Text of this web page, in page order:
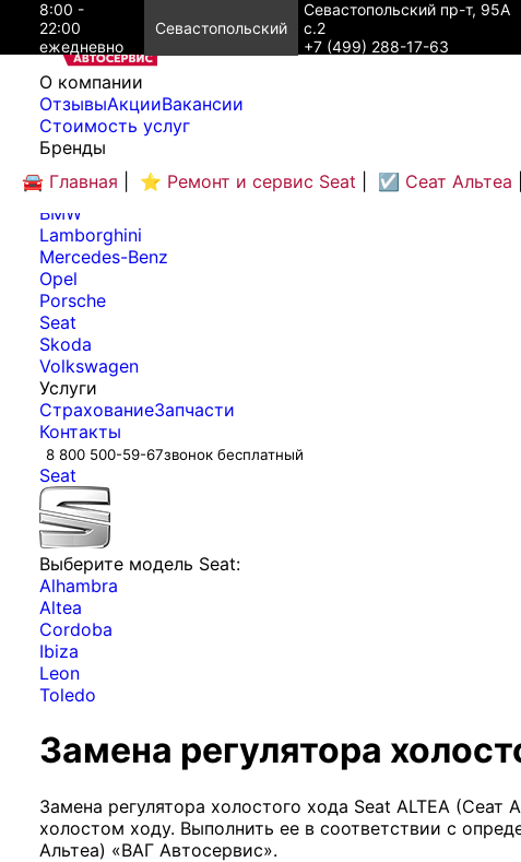
8:00 -
22:00
ежедневно
Севастопольский
Севастопольский пр-т, 95А
с.2
+7 (499) 288-17-63
O компании
ОтзывыАкцииВакансии
Cтоимость услуг
Бренды
Audi
Bentley
BMW
Lamborghini
Mercedes-Benz
Opel
Porsche
Seat
Skoda
Volkswagen
Услуги
СтрахованиеЗапчасти
Контакты
8 800 500-59-67звонок бесплатный
🚘 Главная ⭐ Ремонт и сервис Seat ☑️ Сеат Альтеа
Seat
Выберите модель Seat:
Alhambra
Altea
Cordoba
Ibiza
Leon
Toledo
Замена регулятора
Замена регулятора холостого хода Seat ALTEA
холостом ходу. Выполнить ее в соответствии с
Альтеа) «ВАГ Автосервис».